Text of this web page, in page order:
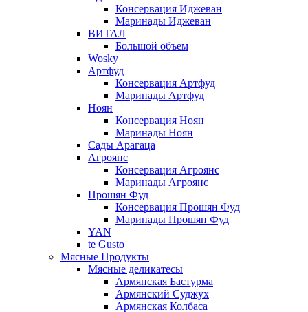
Консервация Иджеван
Маринады Иджеван
ВИТАЛ
Большой объем
Wosky
Артфуд
Консервация Артфуд
Маринады Артфуд
Ноян
Консервация Ноян
Маринады Ноян
Сады Арагаца
Агроянс
Консервация Агроянс
Маринады Агроянс
Прошян Фуд
Консервация Прошян Фуд
Маринады Прошян Фуд
YAN
te Gusto
Мясные Продукты
Мясные деликатесы
Армянская Бастурма
Армянский Суджух
Армянская Колбаса